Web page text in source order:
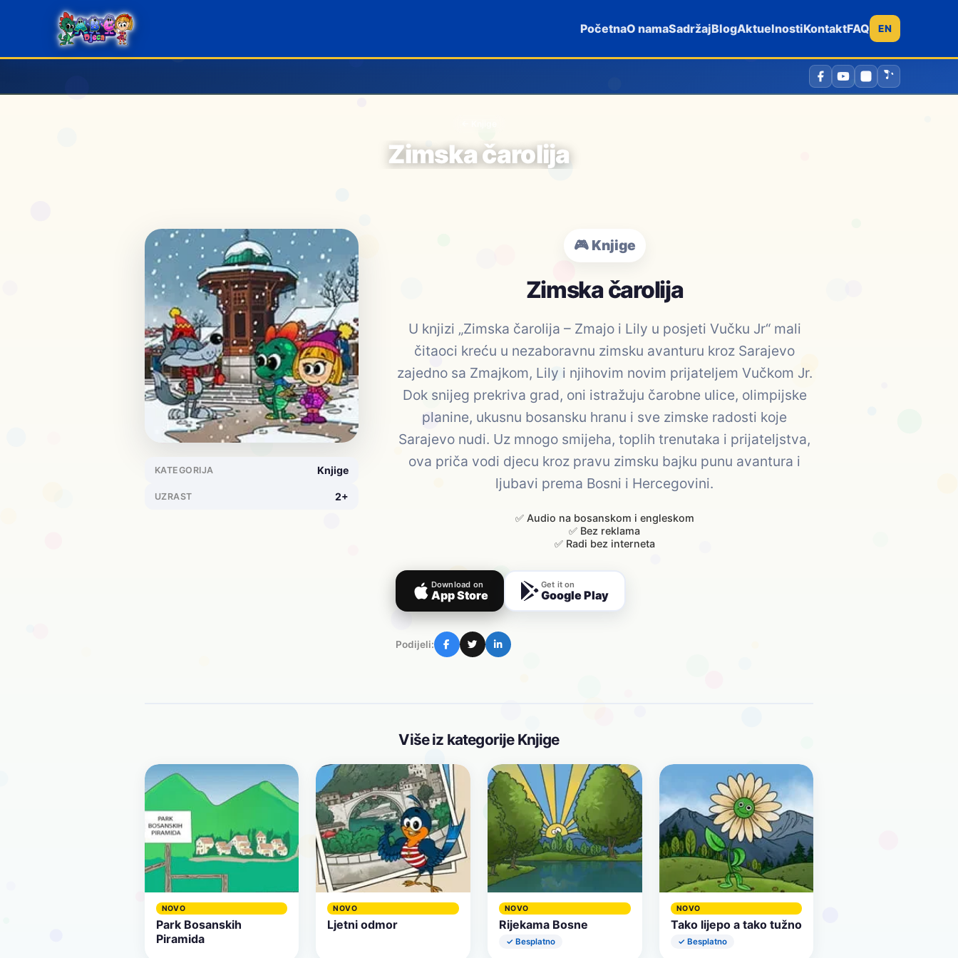
PočetnaO namaSadržajBlogAktuelnostiKontaktFAQ EN
Zimska čarolija
KATEGORIJA Knjige
UZRAST 2+
🎮 Knjige
Zimska čarolija
U knjizi „Zimska čarolija – Zmajo i Lily u posjeti Vučku Jr“ mali
čitaoci kreću u nezaboravnu zimsku avanturu kroz Sarajevo
zajedno sa Zmajkom, Lily i njihovim novim prijateljem Vučkom Jr.
Dok snijeg prekriva grad, oni istražuju čarobne ulice, olimpijske
planine, ukusnu bosansku hranu i sve zimske radosti koje
Sarajevo nudi. Uz mnogo smijeha, toplih trenutaka i prijateljstva,
ova priča vodi djecu kroz pravu zimsku bajku punu avantura i
ljubavi prema Bosni i Hercegovini.
✅ Audio na bosanskom i engleskom
✅ Bez reklama
✅ Radi bez interneta
Download on
App Store
Get it on
Google Play
Podijeli:
Više iz kategorije Knjige
NOVO
Park Bosanskih
Piramida
NOVO
Ljetni odmor
NOVO
Rijekama Bosne
✓ Besplatno
NOVO
Tako lijepo a tako tužno
✓ Besplatno